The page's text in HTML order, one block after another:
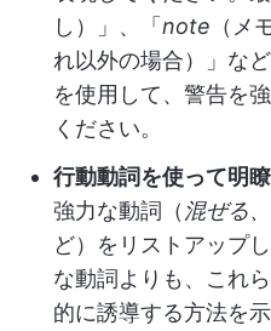
し）」、「note （メ
れ以外の場合）」な
を使用して、警告を
ください。
行動動詞を使って明
強力な動詞（ 混ぜる
ど）をリストアップし
な動詞よりも、これ
的に誘導する方法を示